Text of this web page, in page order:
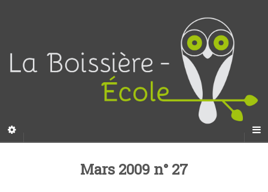
Mars 2009 n° 27